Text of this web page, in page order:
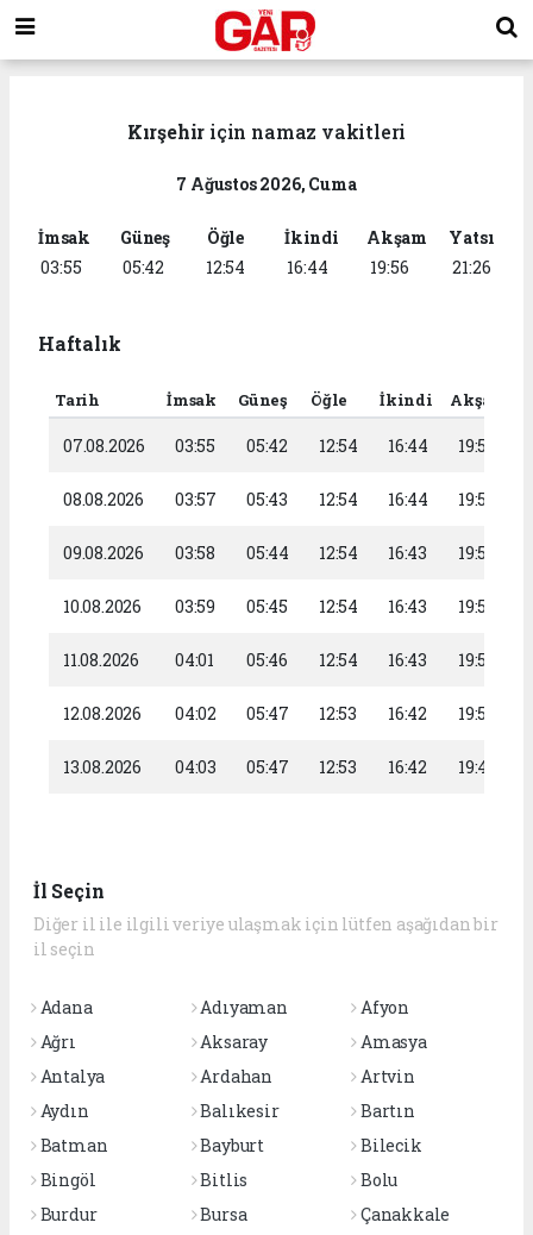
Kırşehir için namaz vakitleri
7 Ağustos 2026, Cuma
İmsak
03:55
Güneş
05:42
Öğle
12:54
İkindi
16:44
Akşam
19:56
Yatsı
21:26
Haftalık
Tarih İmsak Güneş Öğle İkindi Akşam
07.08.2026 03:55 05:42 12:54 16:44 19:56
08.08.2026 03:57 05:43 12:54 16:44 19:55
09.08.2026 03:58 05:44 12:54 16:43 19:53
10.08.2026 03:59 05:45 12:54 16:43 19:52
11.08.2026 04:01 05:46 12:54 16:43 19:51
12.08.2026 04:02 05:47 12:53 16:42 19:50
13.08.2026 04:03 05:47 12:53 16:42 19:48
İl Seçin
Diğer il ile ilgili veriye ulaşmak için lütfen aşağıdan bir
il seçin
Adana Adıyaman
Afyon
Ağrı
Aksaray
Amasya
Antalya
Ardahan
Artvin
Aydın
Balıkesir
Bartın
Batman
Bayburt
Bilecik
Bingöl
Bitlis
Bolu
Burdur
Bursa
Çanakkale